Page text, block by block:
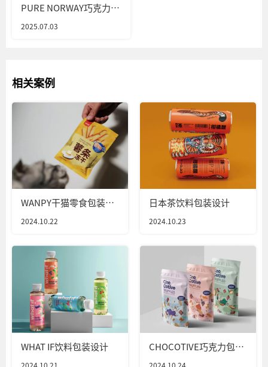
PURE NORWAY巧克力包
2025.07.03
相关案例
WANPY干猫零食包装设
2024.10.22
日本茶饮料包装设计
2024.10.23
WHAT IF饮料包装设计
2024.10.21
CHOCOTIVE巧克力包装
2024.10.24